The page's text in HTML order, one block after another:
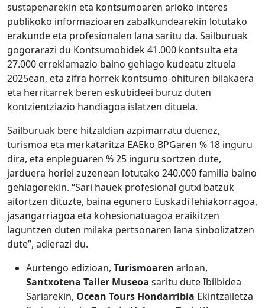
sustapenarekin eta kontsumoaren arloko interes
publikoko informazioaren zabalkundearekin lotutako
erakunde eta profesionalen lana saritu da. Sailburuak
gogorarazi du Kontsumobidek 41.000 kontsulta eta
27.000 erreklamazio baino gehiago kudeatu zituela
2025ean, eta zifra horrek kontsumo-ohituren bilakaera
eta herritarrek beren eskubideei buruz duten
kontzientziazio handiagoa islatzen dituela.
Sailburuak bere hitzaldian azpimarratu duenez,
turismoa eta merkataritza EAEko BPGaren % 18 inguru
dira, eta enpleguaren % 25 inguru sortzen dute,
jarduera horiei zuzenean lotutako 240.000 familia baino
gehiagorekin. “Sari hauek profesional gutxi batzuk
aitortzen dituzte, baina egunero Euskadi lehiakorragoa,
jasangarriagoa eta kohesionatuagoa eraikitzen
laguntzen duten milaka pertsonaren lana sinbolizatzen
dute”, adierazi du.
Aurtengo edizioan, Turismoaren arloan,
Santxotena Tailer Museoa saritu dute Ibilbidea
Sariarekin, Ocean Tours Hondarribia Ekintzailetza